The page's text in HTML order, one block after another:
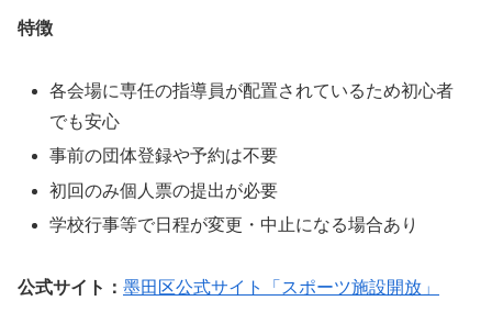
特徴
各会場に専任の指導員が配置されているため初心者
でも安心
事前の団体登録や予約は不要
初回のみ個人票の提出が必要
学校行事等で日程が変更・中止になる場合あり
公式サイト： 墨田区公式サイト「スポーツ施設開放」